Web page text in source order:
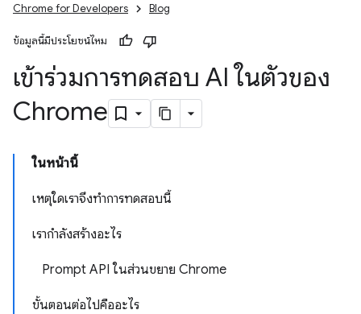
Chrome for Developers Blog
ข้อมูลนี้มีประโยชน์ไหม
เข้าร่วมการทดสอบ AI ในตัวของ
Chrome
ในหน้านี้
เหตุใดเราจึงทำการทดสอบนี้
เรากำลังสร้างอะไร
Prompt API ในส่วนขยาย Chrome
ขั้นตอนต่อไปคืออะไร